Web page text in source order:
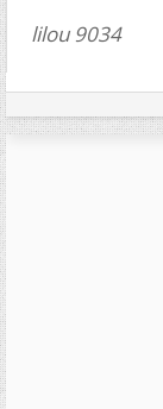
lilou 9034